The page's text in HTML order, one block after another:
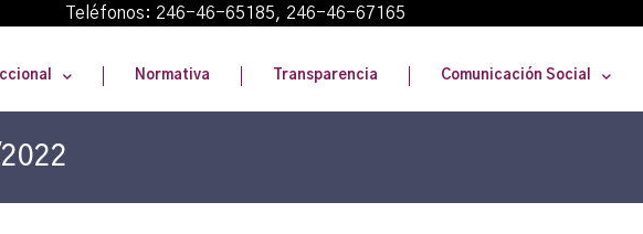
Teléfonos: 246-46-65185, 246-46-67165
Normativa Transparencia Comunicación Social